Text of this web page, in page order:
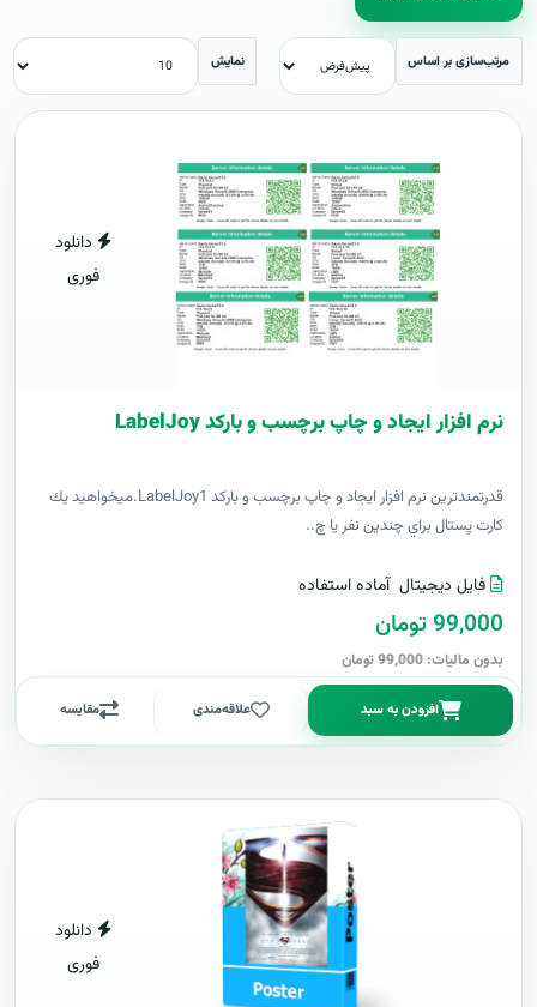
مرتب‌سازی بر اساس نمایش
دانلود
فوری
نرم افزار ایجاد و چاپ برچسب و بارکد LabelJoy
قدرتمندترين نرم افزار ایجاد و چاپ برچسب و بارکد LabelJoy1.ميخواهيد يك
كارت پستال براي چندين نفر يا چ..
فایل دیجیتال آماده استفاده
99,000 تومان
بدون مالیات: 99,000 تومان
افزودن به سبد علاقه‌مندی مقایسه
دانلود
فوری